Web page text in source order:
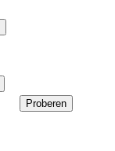
Proberen